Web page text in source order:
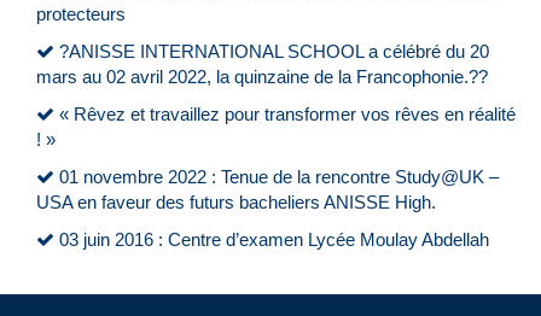
protecteurs
?ANISSE INTERNATIONAL SCHOOL a célébré du 20
mars au 02 avril 2022, la quinzaine de la Francophonie.??
« Rêvez et travaillez pour transformer vos rêves en réalité
! »
01 novembre 2022 : Tenue de la rencontre Study@UK –
USA en faveur des futurs bacheliers ANISSE High.
03 juin 2016 : Centre d’examen Lycée Moulay Abdellah